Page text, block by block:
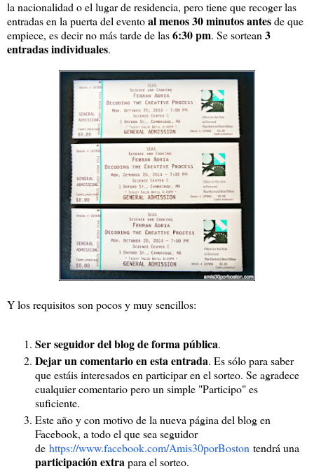
la nacionalidad o el lugar de residencia, pero tiene que recoger las
entradas en la puerta del eventoal menos 30 minutos antesde que
empiece, es decir no más tarde de las6:30 pm. Se sortean 3
entradas individuales.
Y los requisitos son pocos y muy sencillos:
Ser seguidor del blog de forma pública.
Dejar un comentario en esta entrada. Es sólo para saber
que estáis interesados en participar en el sorteo. Se agradece
cualquier comentario pero un simple "Participo" es
suficiente.
Este año y con motivo de la nueva página del blog en
Facebook, a todo el que sea seguidor
de https://www.facebook.com/Amis30porBoston tendrá una
participación extra para el sorteo.